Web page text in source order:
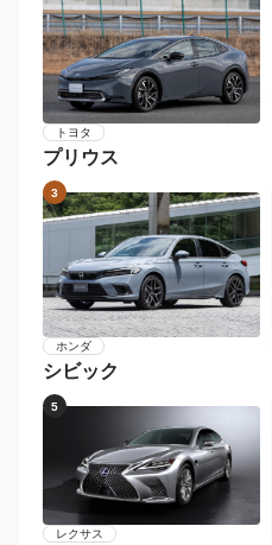
トヨタ
プリウス
3
ホンダ
シビック
5
レクサス